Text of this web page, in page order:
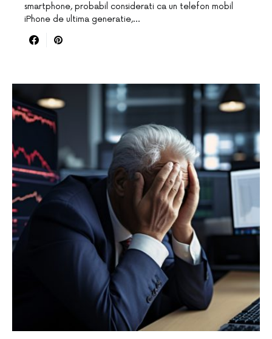
smartphone, probabil considerati ca un telefon mobil
iPhone de ultima generatie,…